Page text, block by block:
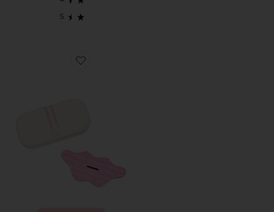
Favorite MOUTH TAPE 입 테이프